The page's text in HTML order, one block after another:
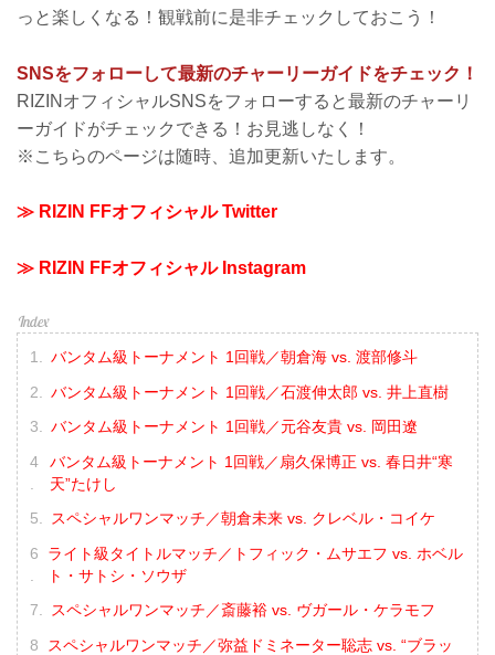
っと楽しくなる！観戦前に是非チェックしておこう！
SNSをフォローして最新のチャーリーガイドをチェック！
RIZINオフィシャルSNSをフォローすると最新のチャーリ
ーガイドがチェックできる！お見逃しなく！
※こちらのページは随時、追加更新いたします。
≫ RIZIN FFオフィシャル Twitter
≫ RIZIN FFオフィシャル Instagram
バンタム級トーナメント 1回戦／朝倉海 vs. 渡部修斗
バンタム級トーナメント 1回戦／石渡伸太郎 vs. 井上直樹
バンタム級トーナメント 1回戦／元谷友貴 vs. 岡田遼
バンタム級トーナメント 1回戦／扇久保博正 vs. 春日井“寒
天”たけし
スペシャルワンマッチ／朝倉未来 vs. クレベル・コイケ
ライト級タイトルマッチ／トフィック・ムサエフ vs. ホベル
ト・サトシ・ソウザ
スペシャルワンマッチ／斎藤裕 vs. ヴガール・ケラモフ
スペシャルワンマッチ／弥益ドミネーター聡志 vs. “ブラッ